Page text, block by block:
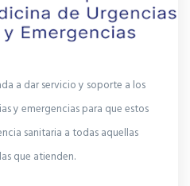
a dar servicio y soporte a los
y emergencias para que estos
sanitaria a todas aquellas
que atienden.